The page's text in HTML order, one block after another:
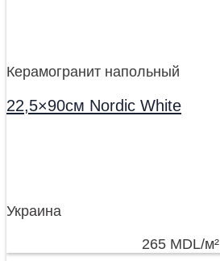
Керамогранит напольный
22,5×90см Nordic White
Украина
265 MDL/м²